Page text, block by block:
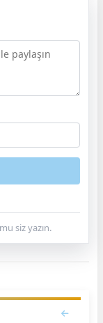
siz yazın.